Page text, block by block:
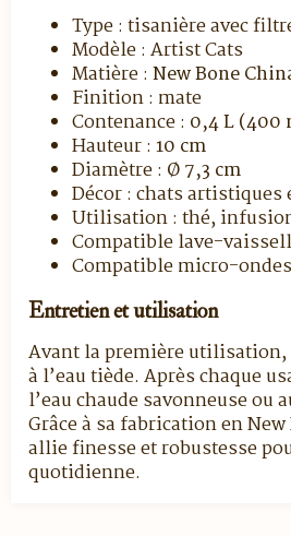
Type : tisanière avec
Modèle : Artist Cats
Matière : New Bone
Finition : mate
Contenance : 0,4 L (400
Hauteur : 10 cm
Diamètre : Ø 7,3 cm
Décor : chats
Utilisation : thé,
Compatible lave-
Compatible micro-ondes
Entretien et utilisation
Avant la première
à l’eau tiède. Après chaque
l’eau chaude savonneuse ou
Grâce à sa fabrication en
allie finesse et robustesse
quotidienne.